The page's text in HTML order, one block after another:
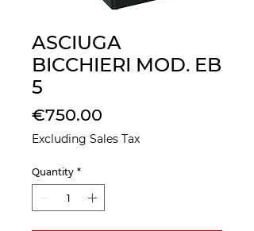
ASCIUGA
BICCHIERI MOD. EB
5
€750.00
Excluding Sales Tax
Quantity *